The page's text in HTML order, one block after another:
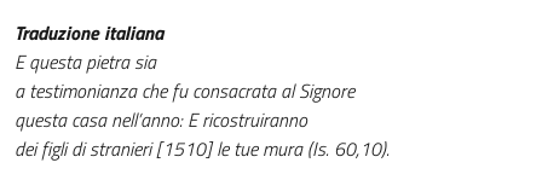
Traduzione italiana
E questa pietra sia
a testimonianza che fu consacrata al Signore
questa casa nell’anno: E ricostruiranno
dei figli di stranieri [1510] le tue mura (Is. 60,10).